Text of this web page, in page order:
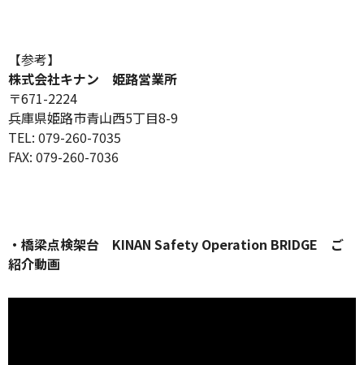
【参考】
株式会社キナン 姫路営業所
〒671-2224
兵庫県姫路市青山西5丁目8-9
TEL: 079-260-7035
FAX: 079-260-7036
・橋梁点検架台 KINAN Safety Operation BRIDGE ご
紹介動画